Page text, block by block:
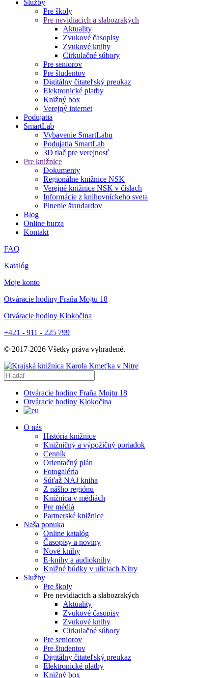
Služby
Pre školy
Pre nevidiacich a slabozrakých
Aktuality
Zvukové časopisy
Zvukové knihy
Cirkulačné súbory
Pre seniorov
Pre študentov
Digitálny čitateľský preukaz
Elektronické platby
Knižný box
Verejný internet
Podujatia
SmartLab
Vybavenie SmartLabu
Podujatia SmartLab
3D tlač pre verejnosť
Pre knižnice
Dokumenty
Regionálne knižnice NSK
Verejné knižnice NSK v číslach
Informácie z knihovníckeho sveta
Plnenie štandardov
Blog
Online burza
Kontakt
FAQ
Katalóg
Moje konto
Otváracie hodiny Fraňa Mojtu 18
Otváracie hodiny Klokočina
+421 - 911 - 225 799
© 2017-2026 Všetky práva vyhradené.
Otváracie hodiny Fraňa Mojtu 18
Otváracie hodiny Klokočina
O nás
História knižnice
Knižničný a výpožičný poriadok
Cenník
Orientačný plán
Fotogaléria
Súťaž NAJ kniha
Z nášho regiónu
Knižnica v médiách
Pre médiá
Partnerské knižnice
Naša ponuka
Online katalóg
Časopisy a noviny
Nové knihy
E-knihy a audioknihy
Knižné búdky v uliciach Nitry
Služby
Pre školy
Pre nevidiacich a slabozrakých
Aktuality
Zvukové časopisy
Zvukové knihy
Cirkulačné súbory
Pre seniorov
Pre študentov
Digitálny čitateľský preukaz
Elektronické platby
Knižný box